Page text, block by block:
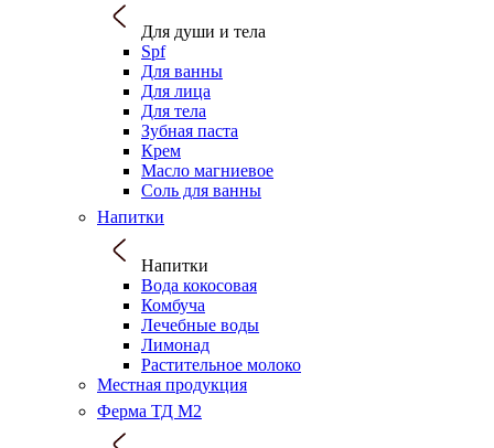
Для души и тела
Spf
Для ванны
Для лица
Для тела
Зубная паста
Крем
Масло магниевое
Соль для ванны
Напитки
Напитки
Вода кокосовая
Комбуча
Лечебные воды
Лимонад
Растительное молоко
Местная продукция
Ферма ТД М2